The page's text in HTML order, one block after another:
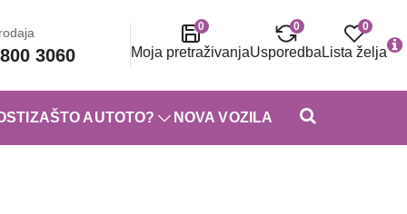
3060
0
Moja pretraživanja
0
Usporedba
0
Lista želja
ZAŠTO AUTOTO? NOVA VOZILA